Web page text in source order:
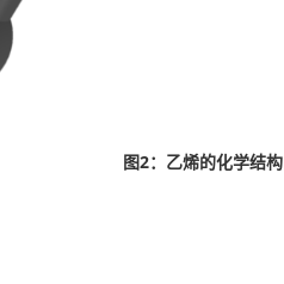
图2：乙烯的化学结构